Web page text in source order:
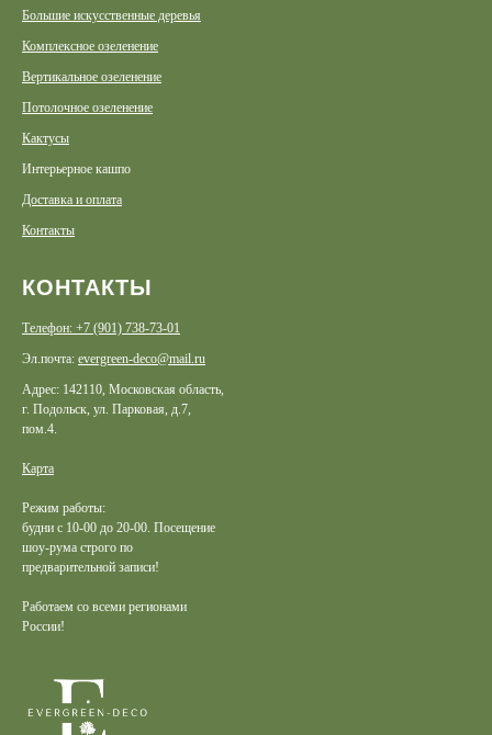
Большие искусственные деревья
Комплексное озеленение
Вертикальное озеленение
Потолочное озеленение
Кактусы
Интерьерное кашпо
Доставка и оплата
Контакты
КОНТАКТЫ
Телефон: +7 (901) 738-73-01
Эл.почта: evergreen-deco@mail.ru
Адрес: 142110, Московская область,
г. Подольск, ул. Парковая, д.7,
пом.4.
Карта
Режим работы:
будни с 10-00 до 20-00. Посещение
шоу-рума строго по
предварительной записи!
Работаем со всеми регионами
России!